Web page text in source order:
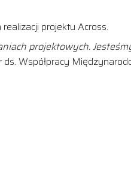
projektu Across.
projektowych.
Współpracy